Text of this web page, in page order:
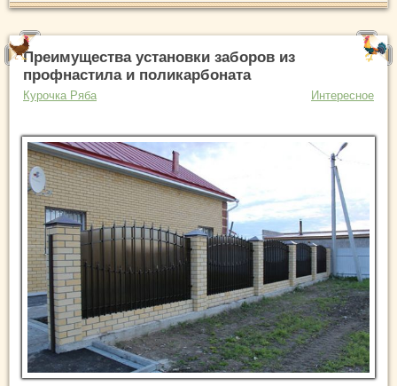
Преимущества установки заборов из
профнастила и поликарбоната
Курочка Ряба Интересное